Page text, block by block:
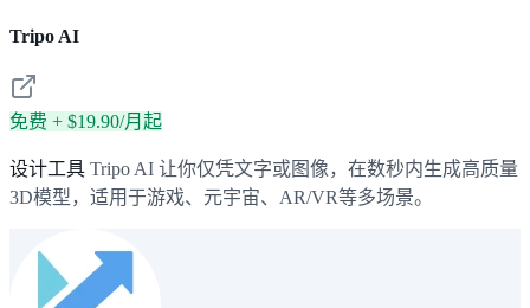
Tripo AI
免费 + $19.90/月起
设计工具 Tripo AI 让你仅凭文字或图像，在数秒内生成高质量
3D模型，适用于游戏、元宇宙、AR/VR等多场景。